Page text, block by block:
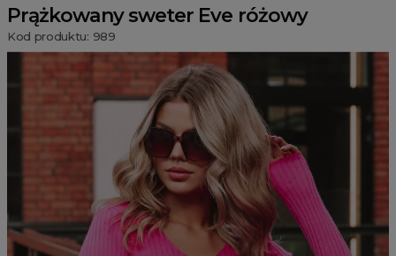
Prążkowany sweter Eve różowy
Kod produktu: 989